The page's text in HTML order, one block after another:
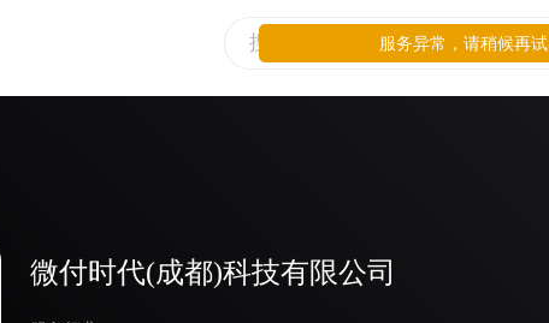
微付时代(成都)科技有限公司
服务异常，请稍候再试